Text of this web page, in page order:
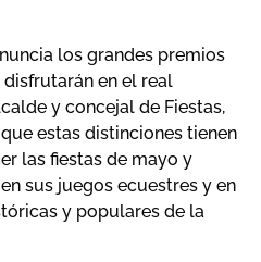
los grandes premios
disfrutarán en el real
y concejal de Fiestas,
estas distinciones tienen
las fiestas de mayo y
sus juegos ecuestres y en
y populares de la